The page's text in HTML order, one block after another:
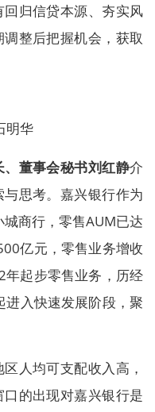
归信贷本源、夯实风
整后把握机会，获取
明华
董事会秘书刘红静介
思考。嘉兴银行作为
商行，零售AUM已达
亿元，零售业务增收
起步零售业务，历经
入快速发展阶段，聚
人均可支配收入高，
的出现对嘉兴银行是